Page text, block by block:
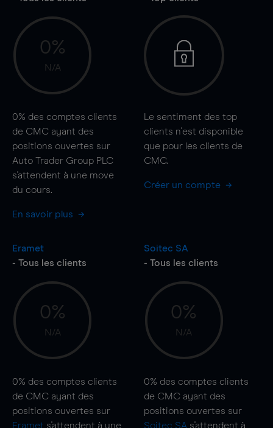
0%
N/A
0% des comptes clients
de CMC ayant des
positions ouvertes sur
Auto Trader Group PLC
s'attendent à une move
du cours.
En savoir plus
Le sentiment des top
clients n'est disponible
que pour les clients de
CMC.
Créer un compte
Eramet
- Tous les clients
0%
N/A
0% des comptes clients
de CMC ayant des
positions ouvertes sur
Eramet s'attendent à une
Soitec SA
- Tous les clients
0%
N/A
0% des comptes clients
de CMC ayant des
positions ouvertes sur
Soitec SA s'attendent à